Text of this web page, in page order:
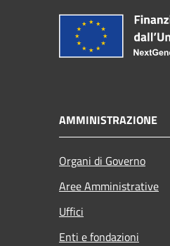
AMMINISTRAZIONE
Organi di Governo
Aree Amministrative
Uffici
Enti e fondazioni